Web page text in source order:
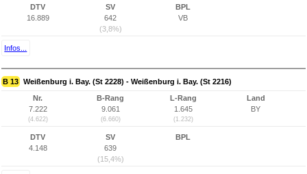
DTV
16.889
SV
642
(3,8%)
BPL
VB
Infos...
B 13 Weißenburg i. Bay. (St 2228) - Weißenburg i. Bay. (St 2216)
Nr.
7.222
(4.622)
B-Rang
9.061
(6.660)
L-Rang
1.645
(1.232)
Land
BY
DTV
4.148
SV
639
(15,4%)
BPL